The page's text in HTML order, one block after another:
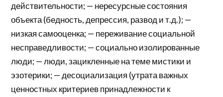
действительности; — нересурсные состояния
объекта (бедность, депрессия, развод и т.д.); —
низкая самооценка; — переживание социальной
несправедливости; — социально изолированные
люди; — люди, зацикленные на теме мистики и
эзотерики; — десоциализация (утрата важных
ценностных критериев принадлежности к